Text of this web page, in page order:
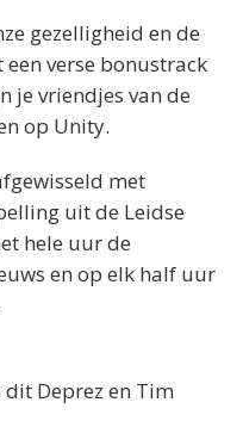
gezelligheid en de
verse bonustrack
je vriendjes van de
op Unity.
met
uit de Leidse
hele uur de
en op elk half uur
Deprez en Tim